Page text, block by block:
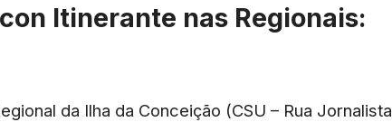
Itinerante nas Regionais:
da Ilha da Conceição (CSU – Rua Jornalista